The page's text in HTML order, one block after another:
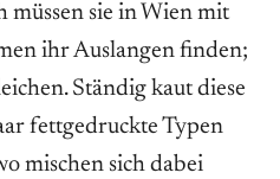
müssen sie in Wien mit
ihr Auslangen finden;
Ständig kaut diese
fettgedruckte Typen
mischen sich dabei